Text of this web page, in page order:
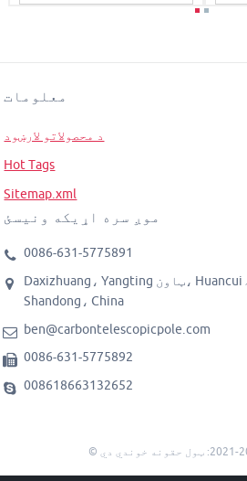
معلومات
د محصولاتو لارښود
Hot Tags
Sitemap.xml
موږ سره اړیکه ونیسئ
0086-631-5775891
Daxizhuang، Yangting ټاون، Huancui ولسوالۍ، Weihai City،
Shandong، China
ben@carbontelescopicpole.com
0086-631-5775892
008618663132652